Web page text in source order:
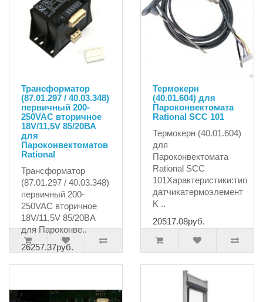
Трансформатор
(87.01.297 / 40.03.348)
первичный 200-
250VAC вторичное
18V/11,5V 85/20ВА
для
Пароконвектоматов
Rational
Трансформатор
(87.01.297 / 40.03.348)
первичный 200-
250VAC вторичное
18V/11,5V 85/20ВА
для Пароконве..
26257.37руб.
Термокерн
(40.01.604) для
Пароконвектомата
Rational SCC 101
Термокерн (40.01.604)
для
Пароконвектомата
Rational SCC
101Характеристики:тип
датчикатермоэлемент
K ..
20517.08руб.